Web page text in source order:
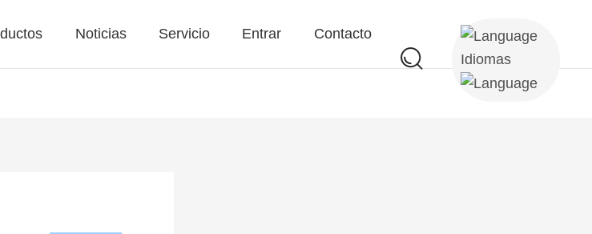
Noticias Servicio Entrar
Contacto
Idiomas